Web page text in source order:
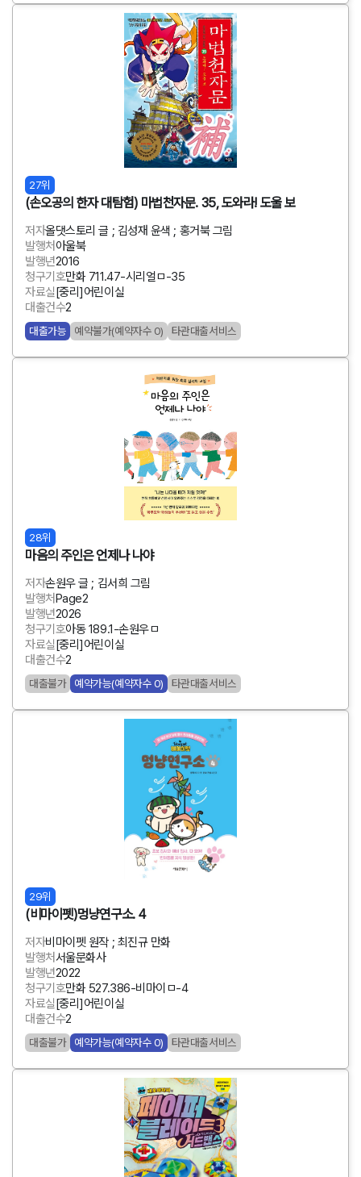
27위
(손오공의 한자 대탐험) 마법천자문. 35, 도와라! 도울 보
저자올댓스토리 글 ; 김성재 윤색 ; 홍거북 그림
발행처 아울북
발행년2016
청구기호만화 711.47-시리얼ㅁ-35
자료실[중리]어린이실
대출건수2
대출가능 예약불가(예약자수 0) 타관대출서비스
28위
마음의 주인은 언제나 나야
저자손원우 글 ; 김서희 그림
발행처 Page2
발행년2026
청구기호아동 189.1-손원우ㅁ
자료실 [중리]어린이실
대출건수2
대출불가 예약가능(예약자수 0) 타관대출서비스
29위
(비마이펫)멍냥연구소. 4
저자비마이펫 원작 ; 최진규 만화
발행처서울문화사
발행년2022
청구기호만화 527.386-비마이ㅁ-4
자료실 [중리]어린이실
대출건수2
대출불가 예약가능(예약자수 0) 타관대출서비스